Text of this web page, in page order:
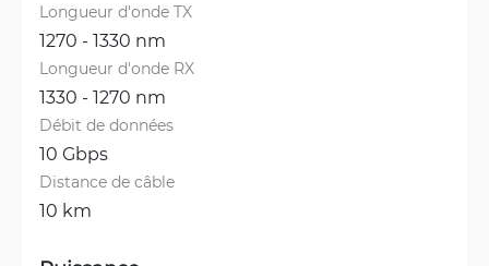
Longueur d'onde TX
1270 - 1330 nm
Longueur d'onde RX
1330 - 1270 nm
Débit de données
10 Gbps
Distance de câble
10 km